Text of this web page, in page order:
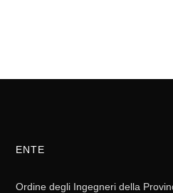
ENTE
Ordine degli Ingegneri della